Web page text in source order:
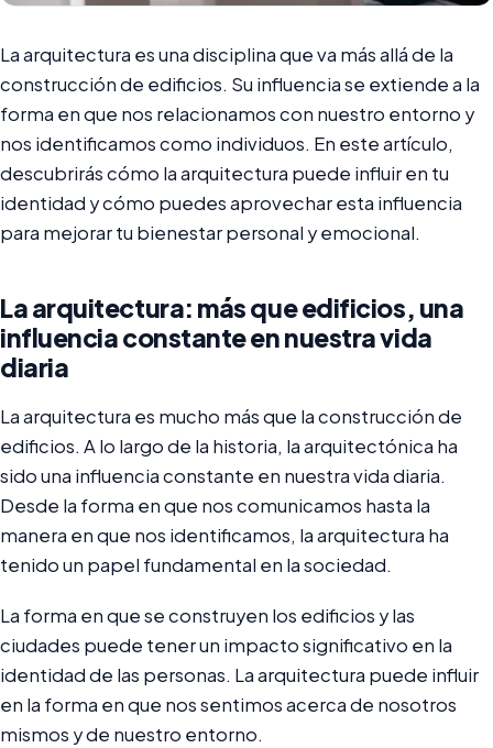
La arquitectura es una disciplina que va más allá de la
construcción de edificios. Su influencia se extiende a la
forma en que nos relacionamos con nuestro entorno y
nos identificamos como individuos. En este artículo,
descubrirás cómo la arquitectura puede influir en tu
identidad y cómo puedes aprovechar esta influencia
para mejorar tu bienestar personal y emocional.
La arquitectura: más que edificios, una
influencia constante en nuestra vida
diaria
La arquitectura es mucho más que la construcción de
edificios. A lo largo de la historia, la arquitectónica ha
sido una influencia constante en nuestra vida diaria.
Desde la forma en que nos comunicamos hasta la
manera en que nos identificamos, la arquitectura ha
tenido un papel fundamental en la sociedad.
La forma en que se construyen los edificios y las
ciudades puede tener un impacto significativo en la
identidad de las personas. La arquitectura puede influir
en la forma en que nos sentimos acerca de nosotros
mismos y de nuestro entorno.